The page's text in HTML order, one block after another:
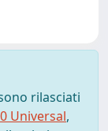
rilasciati
Universal,